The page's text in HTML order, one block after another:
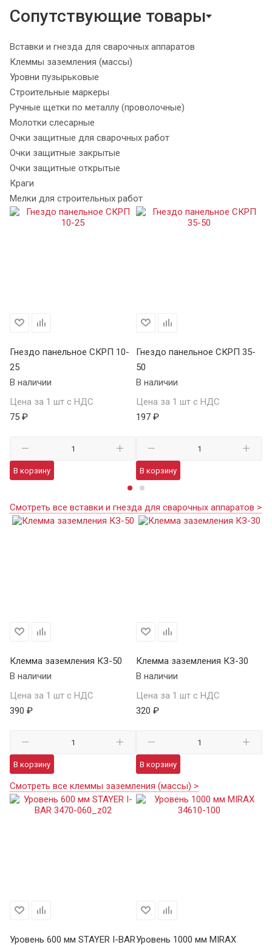
Сопутствующие товары
Вставки и гнезда для сварочных аппаратов
Клеммы заземления (массы)
Уровни пузырьковые
Строительные маркеры
Ручные щетки по металлу (проволочные)
Молотки слесарные
Очки защитные для сварочных работ
Очки защитные закрытые
Очки защитные открытые
Краги
Мелки для строительных работ
Гнездо панельное СКРП 10-
25
В наличии
Цена за 1 шт с НДС
75 ₽
В корзину
Гнездо панельное СКРП 35-
50
В наличии
Цена за 1 шт с НДС
197 ₽
В корзину
Смотреть все вставки и гнезда для сварочных аппаратов >
Клемма заземления КЗ-50
В наличии
Цена за 1 шт с НДС
390 ₽
В корзину
Клемма заземления КЗ-30
В наличии
Цена за 1 шт с НДС
320 ₽
В корзину
Смотреть все клеммы заземления (массы) >
Уровень 600 мм STAYER I-BARУровень 1000 мм MIRAX